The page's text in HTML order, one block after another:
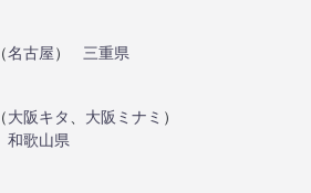
（名古屋）
三重県
（大阪キタ 大阪ミナミ ）
和歌山県